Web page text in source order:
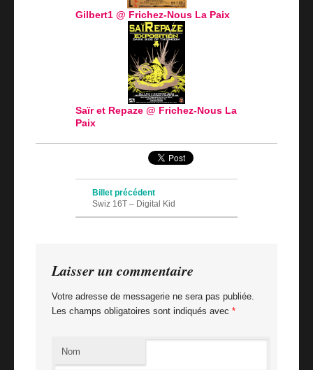
Gilbert1 @ Frichez-Nous La Paix
Saïr et Repaze @ Frichez-Nous La
Paix
Billet précédent
Swiz 16T – Digital Kid
Laisser un commentaire
Votre adresse de messagerie ne sera pas publiée.
Les champs obligatoires sont indiqués avec *
Nom